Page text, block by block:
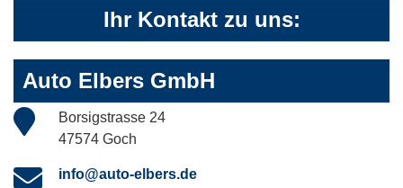
Ihr Kontakt zu uns:
Auto Elbers GmbH
Borsigstrasse 24
47574 Goch
info@auto-elbers.de